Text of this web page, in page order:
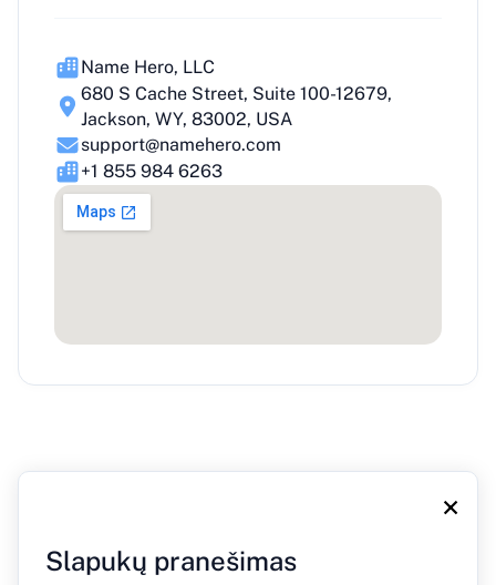
×
Slapukų pranešimas
Name Hero, LLC
680 S Cache Street, Suite 100-12679,
Jackson, WY, 83002, USA
support@namehero.com
+1 855 984 6263
Apie musTinklaraštisPaspauskiteSusisiekite su